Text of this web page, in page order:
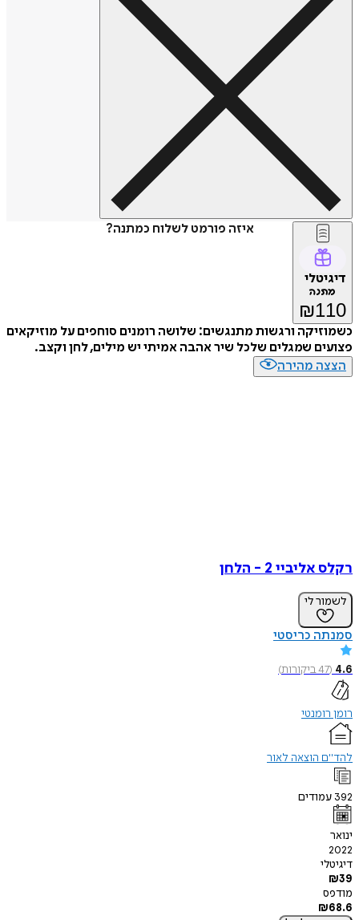
איזה פורמט לשלוח כמתנה?
דיגיטלי
מתנה
₪110
כשמוזיקה ורגשות מתנגשים: שלושה רומנים סוחפים על מוזיקאים
פצועים שמגלים שלכל שיר אהבה אמיתי יש מילים, לחן וקצב.
הצצה מהירה
רקלס אליביי 2 - הלחן
לשמור לי
סמנתה כריסטי
4.6
(
47ביקורות)
רומן רומנטי
להד"ם הוצאה לאור
392 עמודים
ינואר
2022
דיגיטלי
₪39
מודפס
₪68.6